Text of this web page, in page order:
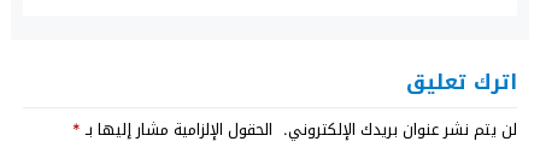
اترك تعليق
لن يتم نشر عنوان بريدك الإلكتروني. الحقول الإلزامية مشار إليها بـ*